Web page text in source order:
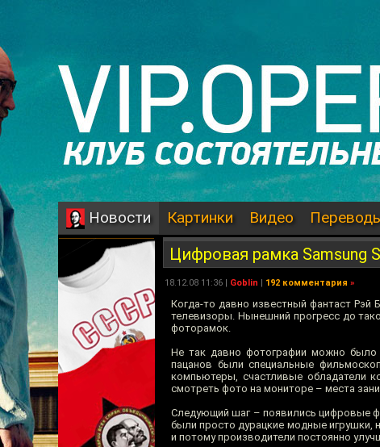
Новости Картинки Видео
Цифровая рамка Samsung
18.12.08 11:36 | Goblin | 192 комментария »
Когда-то давно известный фантаст Рэй
телевизоры. Нынешний прогресс до
фоторамок.
Не так давно фотографии можно было
пацанов были специальные
компьютеры, счастливые обладатели
смотреть фото на мониторе – места
Следующий шаг – появились цифровые
были просто дурацкие модные игрушки,
и потому производители постоянно